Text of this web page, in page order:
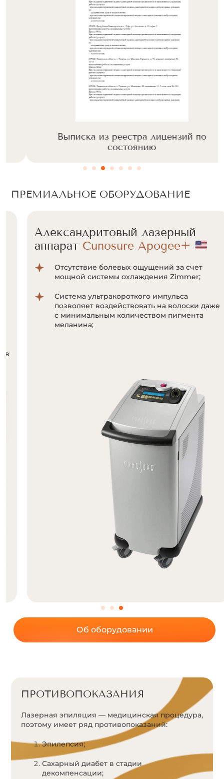
Выписка из реестра лицензий по
состоянию
ПРЕМИАЛЬНОЕ ОБОРУДОВАНИЕ
Александритовый лазерный
аппаратCunosure Apogee+
Отсутствие болевых ощущений за счет
мощной системы охлаждения Zimmer;
Система ультракороткого импульса
позволяет воздействовать на волоски даже
с минимальным количеством пигмента
меланина;
Об оборудовании
ПРОТИВОПОКАЗАНИЯ
Лазерная эпиляция — медицинская процедура,
поэтому имеет ряд противопоказаний:
Эпилепсия;
Сахарный диабет в стадии
декомпенсации;